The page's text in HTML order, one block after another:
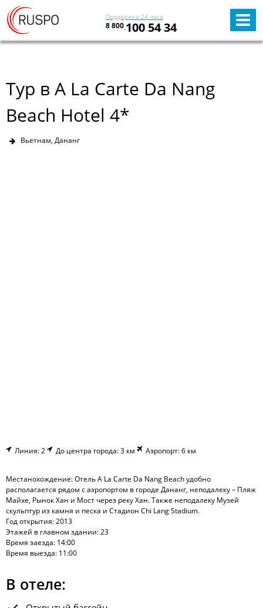
Поддержка 24 часа
8 800 100 54 34
Тур в A La Carte Da Nang
Beach Hotel 4*
Вьетнам, Дананг
Линия: 2 До центра города: 3 км Аэропорт: 6 км
Местанохождение: Отель A La Carte Da Nang Beach удобно
располагается рядом с аэропортом в городе Дананг, неподалеку – Пляж
Майхе, Рынок Хан и Мост через реку Хан. Также неподалеку Музей
скульптур из камня и песка и Стадион Chi Lang Stadium.
Год открытия: 2013
Этажей в главном здании: 23
Время заезда: 14:00
Время выезда: 11:00
В отеле: